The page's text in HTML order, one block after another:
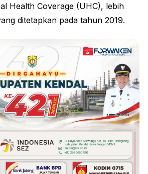
Health Coverage (UHC), lebih
ditetapkan pada tahun 2019.